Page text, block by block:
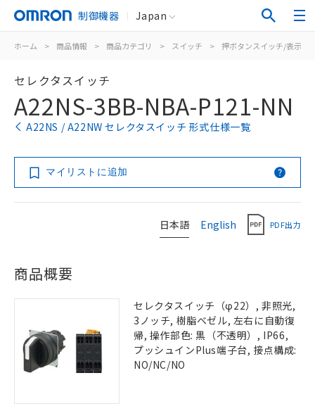
制御機器 Japan
ホーム > 商品情報 > 商品カテゴリ > スイッチ > 押ボタンスイッチ/表示灯
セレクタスイッチ
A22NS-3BB-NBA-P121-NN
A22NS / A22NW セレクタスイッチ 形式仕様一覧
マイリストに追加
日本語 English PDF出力
商品概要
セレクタスイッチ（φ22）, 非照光,
3ノッチ, 樹脂ベゼル, 左右に自動復
帰, 操作部色: 黒（不透明）, IP66,
プッシュインPlus端子台, 接点構成:
NO/NC/NO